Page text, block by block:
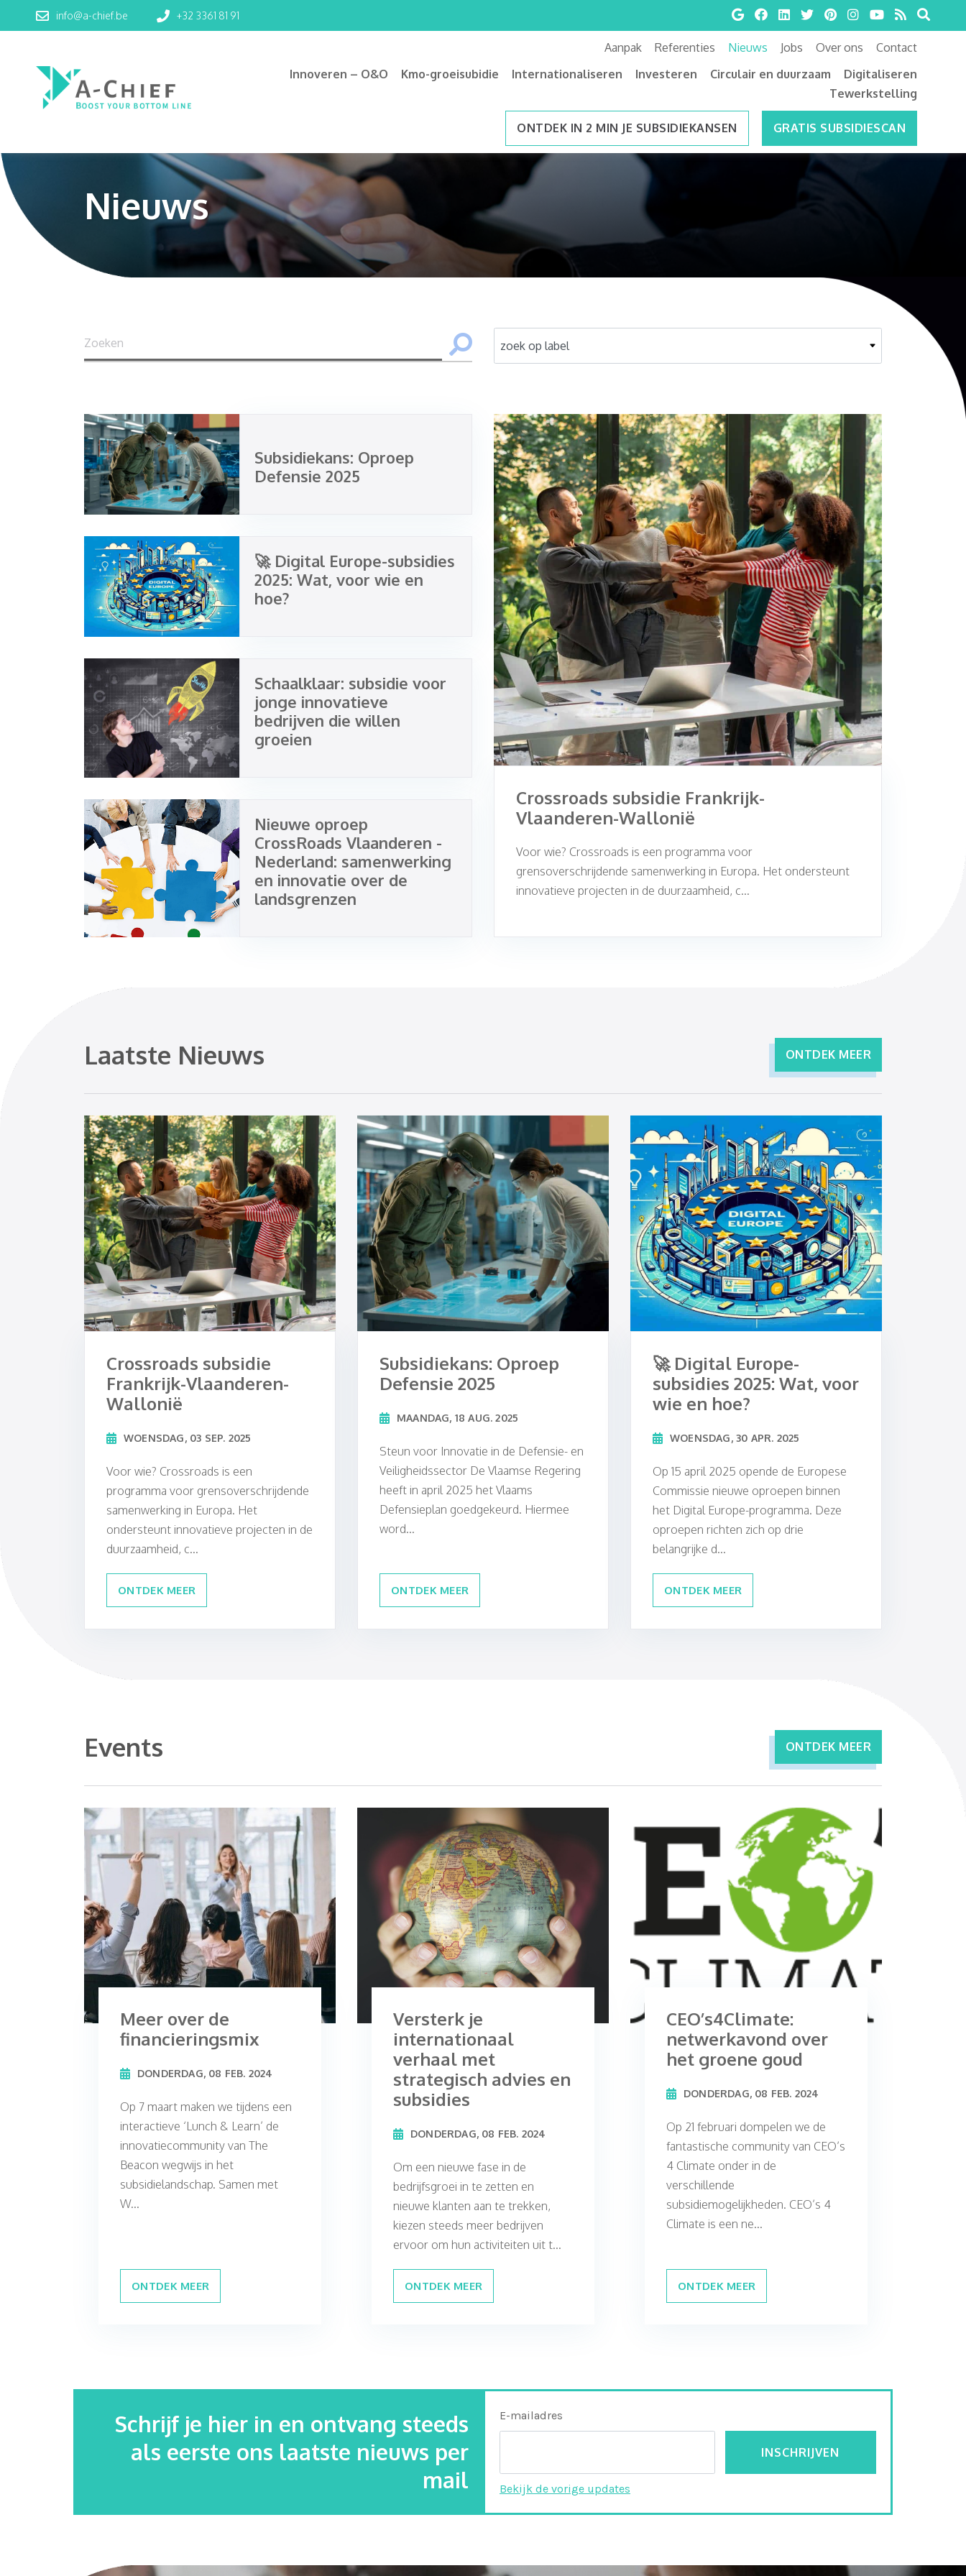
info@a-chief.be +32 3361 81 91
Aanpak Referenties Nieuws Jobs Over ons
Contact
Innoveren – O&O
Kmo-groeisubidie Internationaliseren Investeren Circulair en duurzaam
Digitaliseren
Tewerkstelling
ONTDEK IN 2 MIN JE SUBSIDIEKANSEN GRATIS SUBSIDIESCAN
Nieuws
Crossroads subsidie Frankrijk-
Vlaanderen-Wallonië
Voor wie? Crossroads is een programma voor
grensoverschrijdende samenwerking in Europa. Het ondersteunt
innovatieve projecten in de duurzaamheid, c...
Subsidiekans: Oproep
Defensie 2025
🚀 Digital Europe-subsidies
2025: Wat, voor wie en
hoe?
Schaalklaar: subsidie voor
jonge innovatieve
bedrijven die willen
groeien
Nieuwe oproep
CrossRoads Vlaanderen -
Nederland: samenwerking
en innovatie over de
landsgrenzen
Laatste Nieuws ONTDEK MEER
Crossroads subsidie
Frankrijk-Vlaanderen-
Wallonië
WOENSDAG, 03 SEP. 2025
Voor wie? Crossroads is een
programma voor grensoverschrijdende
samenwerking in Europa. Het
ondersteunt innovatieve projecten in de
duurzaamheid, c...
ONTDEK MEER
Subsidiekans: Oproep
Defensie 2025
MAANDAG, 18 AUG. 2025
Steun voor Innovatie in de Defensie- en
Veiligheidssector De Vlaamse Regering
heeft in april 2025 het Vlaams
Defensieplan goedgekeurd. Hiermee
word...
ONTDEK MEER
🚀 Digital Europe-
subsidies 2025: Wat, voor
wie en hoe?
WOENSDAG, 30 APR. 2025
Op 15 april 2025 opende de Europese
Commissie nieuwe oproepen binnen
het Digital Europe-programma. Deze
oproepen richten zich op drie
belangrijke d...
ONTDEK MEER
Events ONTDEK MEER
Meer over de
financieringsmix
DONDERDAG, 08 FEB. 2024
Op 7 maart maken we tijdens een
interactieve ‘Lunch & Learn’ de
innovatiecommunity van The
Beacon wegwijs in het
subsidielandschap. Samen met
W...
ONTDEK MEER
Versterk je
internationaal
verhaal met
strategisch advies en
subsidies
DONDERDAG, 08 FEB. 2024
Om een nieuwe fase in de
bedrijfsgroei in te zetten en
nieuwe klanten aan te trekken,
kiezen steeds meer bedrijven
ervoor om hun activiteiten uit t...
ONTDEK MEER
CEO’s4Climate:
netwerkavond over
het groene goud
DONDERDAG, 08 FEB. 2024
Op 21 februari dompelen we de
fantastische community van CEO’s
4 Climate onder in de
verschillende
subsidiemogelijkheden. CEO’s 4
Climate is een ne...
ONTDEK MEER
Schrijf je hier in en ontvang steeds
als eerste ons laatste nieuws per
mail
E-mailadres
Bekijk de vorige updates